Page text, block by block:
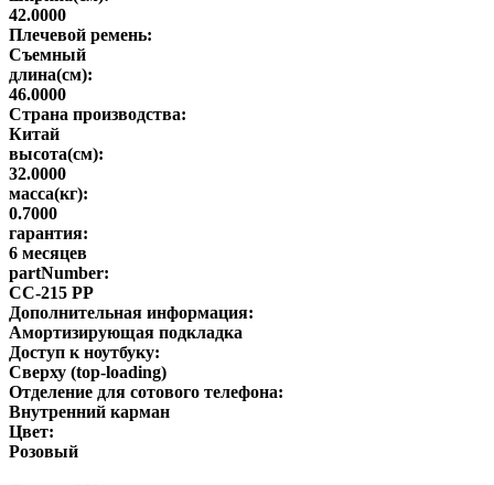
42.0000
Плечевой ремень:
Съемный
длина(см):
46.0000
Страна производства:
Китай
высота(см):
32.0000
масса(кг):
0.7000
гарантия:
6 месяцев
partNumber:
CC-215 PP
Дополнительная информация:
Амортизирующая подкладка
Доступ к ноутбуку:
Сверху (top-loading)
Отделение для сотового телефона:
Внутренний карман
Цвет:
Розовый